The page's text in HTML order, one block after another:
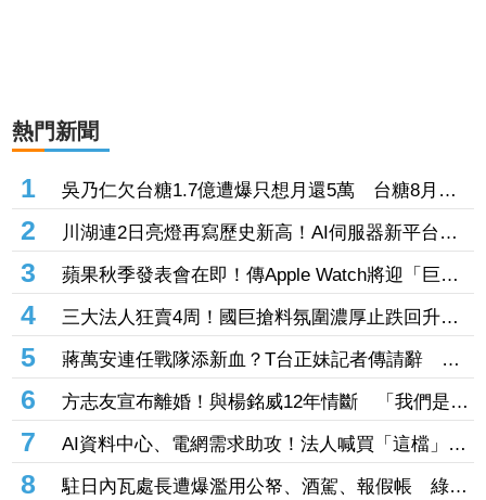
熱門新聞
1
吳乃仁欠台糖1.7億遭爆只想月還5萬 台糖8月下
旬協商若破局將再聲請管收
2
川湖連2日亮燈再寫歷史新高！AI伺服器新平台放
量 本土投顧喊買：目標價17500元
3
蘋果秋季發表會在即！傳Apple Watch將迎「巨大
變動」 10年方形螢幕恐走入歷史
4
三大法人狂賣4周！國巨搶料氛圍濃厚止跌回升
被動元件「這檔」提前解禁飆漲停高掛3千張買單
5
蔣萬安連任戰隊添新血？T台正妹記者傳請辭 北
市發言團隊將換血
6
方志友宣布離婚！與楊銘威12年情斷 「我們是永
遠的家人」
7
AI資料中心、電網需求助攻！法人喊買「這檔」目
標價升至50元 Q2每股賺2.04元創同期新高
8 駐日內瓦處長遭爆濫用公帑、酒駕、報假帳 綠黨